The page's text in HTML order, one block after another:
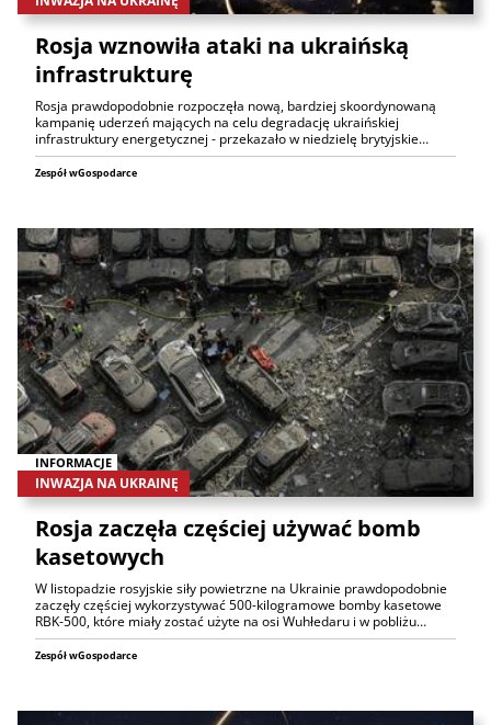
Rosja wznowiła ataki na ukraińską
infrastrukturę
Rosja prawdopodobnie rozpoczęła nową, bardziej skoordynowaną
kampanię uderzeń mających na celu degradację ukraińskiej
infrastruktury energetycznej - przekazało w niedzielę brytyjskie…
Zespół wGospodarce
INFORMACJE
INWAZJA NA UKRAINĘ
Rosja zaczęła częściej używać bomb
kasetowych
W listopadzie rosyjskie siły powietrzne na Ukrainie prawdopodobnie
zaczęły częściej wykorzystywać 500-kilogramowe bomby kasetowe
RBK-500, które miały zostać użyte na osi Wuhłedaru i w pobliżu…
Zespół wGospodarce